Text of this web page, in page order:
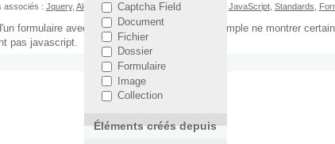
Captcha Field
Document
Fichier
Dossier
Formulaire
Image
Collection
Éléments créés depuis
: Jquery, Alexandre Garel,Accessibilité JavaScript, Standards
formulaire avec un peu de javascript. Par exemple ne montrer
pas javascript.